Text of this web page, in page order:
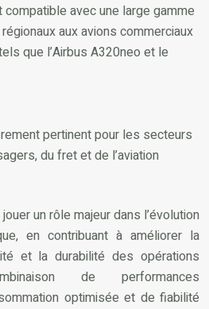
avec une large gamme
aux avions commerciaux
que l’Airbus A320neo et le
pertinent pour les secteurs
du fret et de l’aviation
un rôle majeur dans l’évolution
en contribuant à améliorer la
et la durabilité des opérations
de performances
optimisée et de fiabilité